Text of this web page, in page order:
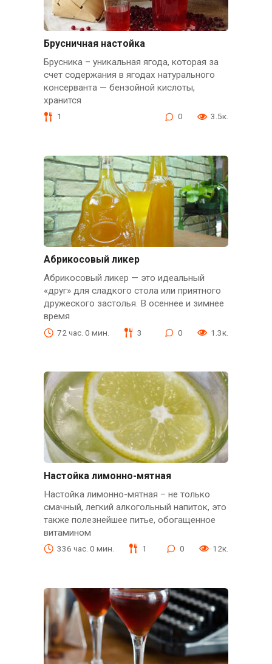
Брусничная настойка
Брусника – уникальная ягода, которая за
счет содержания в ягодах натурального
консерванта — бензойной кислоты,
хранится
1 0 3.5к.
Абрикосовый ликер
Абрикосовый ликер — это идеальный
«друг» для сладкого стола или приятного
дружеского застолья. В осеннее и зимнее
время
72 час. 0 мин. 3 0 1.3к.
Настойка лимонно-мятная
Настойка лимонно-мятная – не только
смачный, легкий алкогольный напиток, это
также полезнейшее питье, обогащенное
витамином
336 час. 0 мин. 1 0 12к.